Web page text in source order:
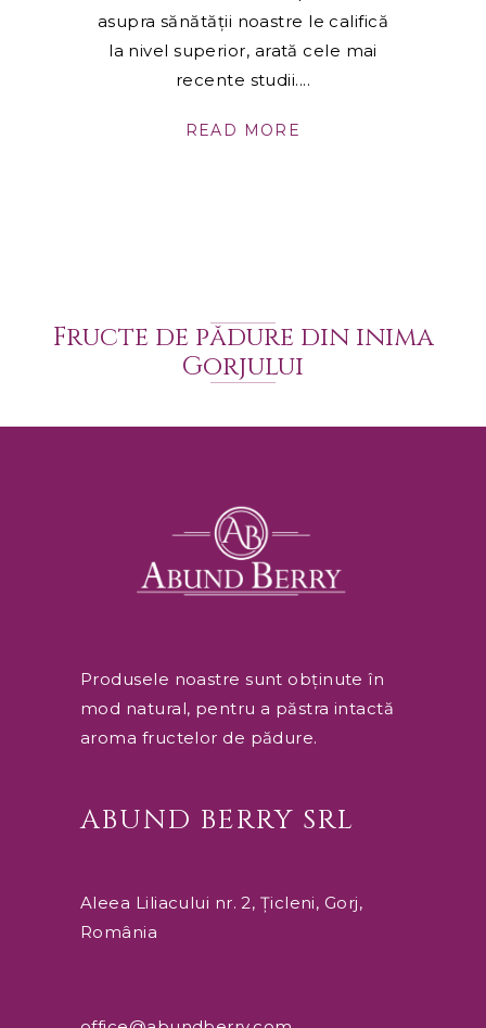
asupra sănătății noastre le califică
la nivel superior, arată cele mai
recente studii.
READ MORE
Fructe de pădure din inima
Gorjului
Produsele noastre sunt obținute în
mod natural, pentru a păstra intactă
aroma fructelor de pădure.
ABUND BERRY SRL
Aleea Liliacului nr. 2, Țicleni, Gorj,
România